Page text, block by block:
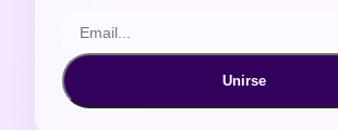
Unirse